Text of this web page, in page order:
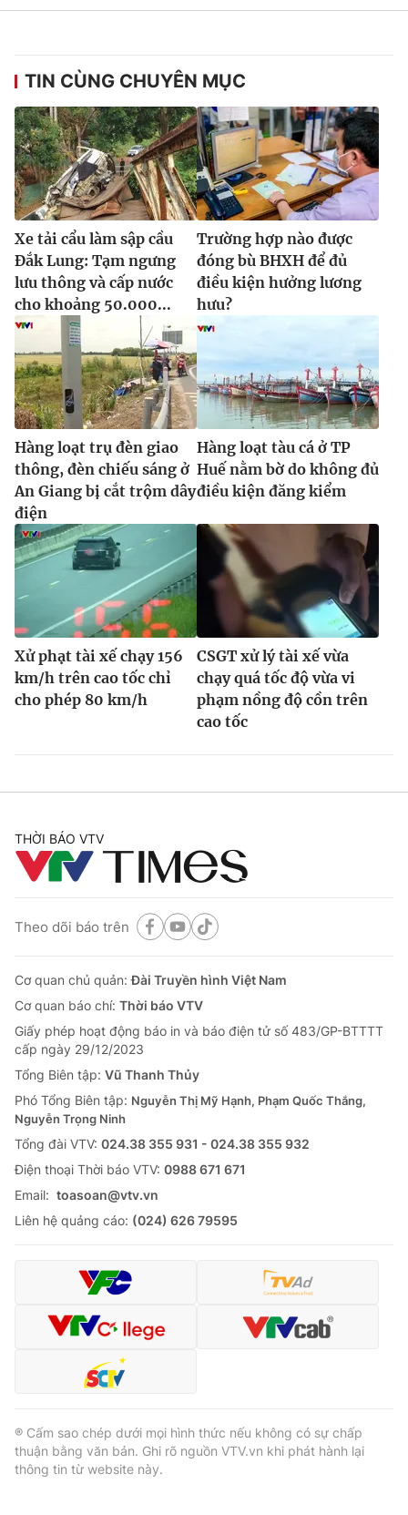
TIN CÙNG CHUYÊN MỤC
Xe tải cẩu làm sập cầu
Đắk Lung: Tạm ngưng
lưu thông và cấp nước
cho khoảng 50.000...
Trường hợp nào được
đóng bù BHXH để đủ
điều kiện hưởng lương
hưu?
Hàng loạt trụ đèn giao
thông, đèn chiếu sáng ở
An Giang bị cắt trộm dây
điện
Hàng loạt tàu cá ở TP
Huế nằm bờ do không đủ
điều kiện đăng kiểm
Xử phạt tài xế chạy 156
km/h trên cao tốc chỉ
cho phép 80 km/h
CSGT xử lý tài xế vừa
chạy quá tốc độ vừa vi
phạm nồng độ cồn trên
cao tốc
THỜI BÁO VTV
Theo dõi báo trên
Cơ quan chủ quản:Đài Truyền hình Việt Nam
Cơ quan báo chí: Thời báo VTV
Giấy phép hoạt động báo in và báo điện tử số 483/GP-BTTTT
cấp ngày 29/12/2023
Tổng Biên tập: Vũ Thanh Thủy
Phó Tổng Biên tập: Nguyễn Thị Mỹ Hạnh, Phạm Quốc Thắng,
Nguyễn Trọng Ninh
Tổng đài VTV: 024.38 355 931 - 024.38 355 932
Ðiện thoại Thời báo VTV: 0988 671 671
Email: toasoan@vtv.vn
Liên hệ quảng cáo: (024) 626 79595
® Cấm sao chép dưới mọi hình thức nếu không có sự chấp
thuận bằng văn bản. Ghi rõ nguồn VTV.vn khi phát hành lại
thông tin từ website này.